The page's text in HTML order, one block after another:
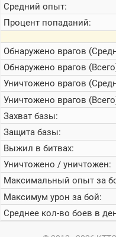
Средний опыт:
Процент попаданий:
Обнаружено врагов
Обнаружено врагов
Уничтожено врагов
Уничтожено врагов
Захват базы:
Защита базы:
Выжил в битвах:
Уничтожено / уничтожен:
Максимальный опыт за
Максимум урон за бой:
Среднее кол-во боев в